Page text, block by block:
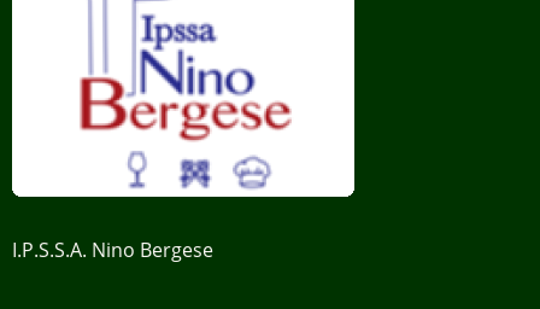
che consentono di tracciare e analizzare, in forma
anonima, il comportamento per quanto riguarda
tempi, ubicazione geografica e comportamento
sul sito. Puoi acconsentire all’utilizzo di tali
tecnologie utilizzando il pulsante “Accetta” o
rifiutare utilizzando il pulsante "Rifiuta". Puoi
liberamente prestare, rifiutare o revocare il tuo
Visualizza la Cookie Policy
I.P.S.S.A. Nino Bergese